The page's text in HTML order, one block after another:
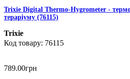
Trixie Digital Thermo-Hygrometer -
тераріуму (76115)
Trixie
76115
789.00грн